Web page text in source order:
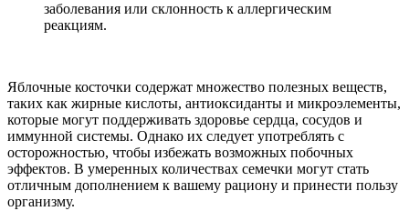
заболевания или склонность к аллергическим
реакциям.
Яблочные косточки содержат множество полезных веществ,
таких как жирные кислоты, антиоксиданты и микроэлементы,
которые могут поддерживать здоровье сердца, сосудов и
иммунной системы. Однако их следует употреблять с
осторожностью, чтобы избежать возможных побочных
эффектов. В умеренных количествах семечки могут стать
отличным дополнением к вашему рациону и принести пользу
организму.